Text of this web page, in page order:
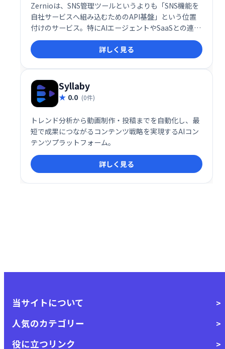
Zernioは、SNS管理ツールというよりも「SNS機能を
自社サービスへ組み込むためのAPI基盤」という位置
付けのサービス。特にAIエージェントやSaaSとの連携
を重視した設計になっており、複数SNSへの投稿や認
証処理を効率化したい開発チームにとって注目したい
選択肢と言える
詳しく見る
Syllaby
0.0 (0件)
トレンド分析から動画制作・投稿までを自動化し、最
短で成果につながるコンテンツ戦略を実現するAIコン
テンツプラットフォーム。
詳しく見る
当サイトについて
人気のカテゴリー
役に立つリンク